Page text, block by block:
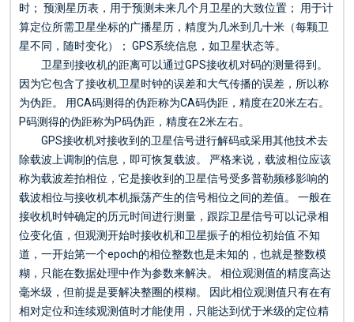
时； 预测星历表，用于预测未来几个月卫星的大致位置； 用于计
算定位所需卫星坐标的广播星历，精度为几米到几十米（每颗卫
星不同，随时变化）； GPS系统信息，如卫星状态等。
卫星到接收机的距离可以通过GPS接收机对码的测量得到。
因为它包含了接收机卫星时钟的误差和大气传播的误差，所以称
为伪距。 用CA码测得的伪距称为CA码伪距，精度在20米左右。
P码测得的伪距称为P码伪距，精度在2米左右。
GPS接收机对接收到的卫星信号进行解码或采用其他技术去
除载波上调制的信息，即可恢复载波。 严格来说，载波相位应该
称为载波差拍相位，它是接收到的卫星信号受多普勒频移影响的
载波相位与接收机本机振荡产生的信号相位之间的差值。 一般在
接收机时钟确定的历元时间进行测量，跟踪卫星信号可以记录相
位变化值，但观测开始时接收机和卫星振子的相位初始值 不知
道，一开始第一个epoch的相位整数也是未知的，也就是整数模
糊，只能在数据处理中作为参数来解决。 相位观测值的精度高达
毫米级，但前提是要解决整圈的模糊。 因此相位观测值只有在有
相对定位和连续观测值时才能使用，只能达到优于米级的定位精